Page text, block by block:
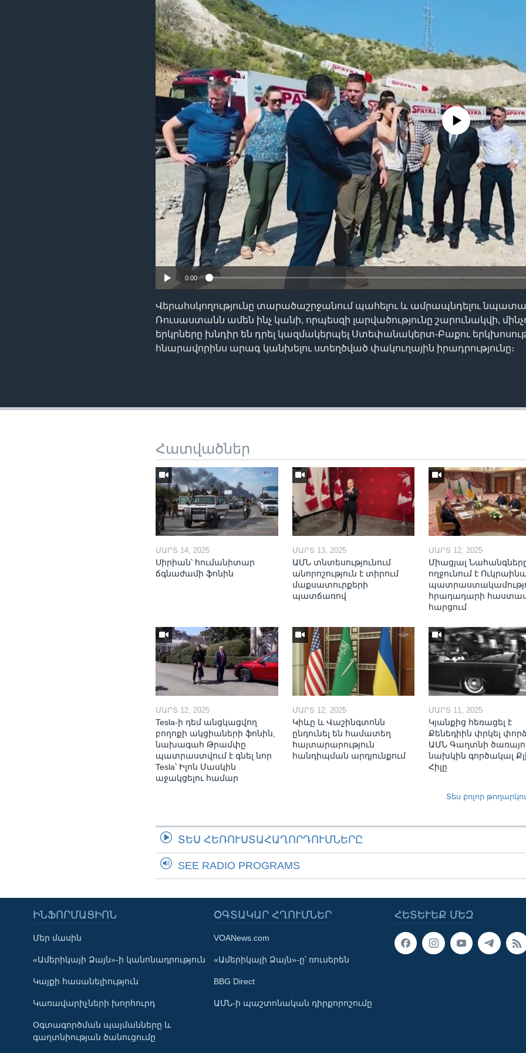
Learning English
ՀԵՏԵՒԵՔ ՄԵԶ
Լեզուներ
No media source currently
0:00
Վերահսկողությունը տարածաշրջանում պահելու և ամրապնդելու
Ռուսաստանն ամեն ինչ կանի, որպեսզի լարվածությունը շարունակվի,
երկրները խնդիր են դրել կազմակերպել Ստեփանակերտ-Բաքու
հնարավորինս արագ կանխելու ստեղծված փակուղային իրադրությունը։
Հատվածներ
ՄԱՐՏ 14, 2025
Սիրիան՝ հումանիտար
ճգնաժամի ֆոնին
ՄԱՐՏ 13, 2025
ԱՄՆ տնտեսությունում
անորոշություն է տիրում
մաքսատուրքերի
պատճառով
ՄԱՐՏ 12, 2025
Միացյալ
ողջունում է
հրադադարի
հարցում
ՄԱՐՏ 12, 2025
Tesla-ի դեմ անցկացվող
բողոքի ակցիաների ֆոնին,
նախագահ Թրամփը
պատրաստվում է գնել նոր
Tesla՝ Իլոն Մասկին
աջակցելու համար
ՄԱՐՏ 12, 2025
Կիևը և Վաշինգտոնն
ընդունել են համատեղ
հայտարարություն
հանդիպման արդյունքում
ՄԱՐՏ 11, 2025
Կյանքից հեռացել է
Քենեդիին փրկել
ԱՄՆ Գաղտնի
նախկին գործակալ
Հիլը
Տես բոլոր
ՏԵՍ ՀԵՌՈՒՍՏԱՀԱՂՈՐԴՈՒՄՆԵՐԸ
SEE RADIO PROGRAMS
ՀԵՏԵՒԵՔ ՄԵԶ
ԻՆՖՈՐՄԱՑԻՈՆ
Մեր մասին
«Ամերիկայի Ձայն»-ի կանոնադրություն
Կայքի հասանելիություն
Կառավարիչների խորհուրդ
Օգտագործման պայմանները և
գաղտնիության ծանուցումը
ՕԳՏԱԿԱՐ ՀՂՈՒՄՆԵՐ
VOANews.com
«Ամերիկայի Ձայն»-ը՝ ռուսերեն
BBG Direct
ԱՄՆ-ի պաշտոնական դիրքորոշումը